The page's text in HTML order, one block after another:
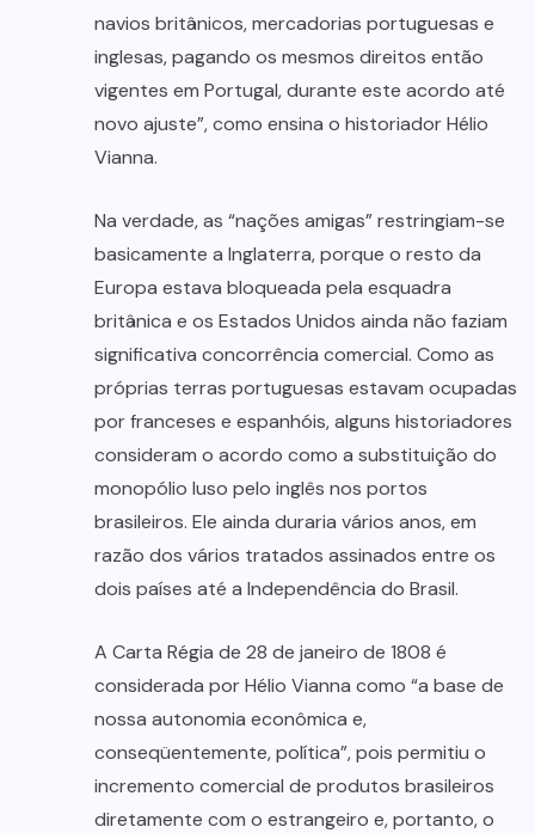
navios britânicos, mercadorias portuguesas e
inglesas, pagando os mesmos direitos então
vigentes em Portugal, durante este acordo até
novo ajuste”, como ensina o historiador Hélio
Vianna.
Na verdade, as “nações amigas” restringiam-se
basicamente a Inglaterra, porque o resto da
Europa estava bloqueada pela esquadra
britânica e os Estados Unidos ainda não faziam
significativa concorrência comercial. Como as
próprias terras portuguesas estavam ocupadas
por franceses e espanhóis, alguns historiadores
consideram o acordo como a substituição do
monopólio luso pelo inglês nos portos
brasileiros. Ele ainda duraria vários anos, em
razão dos vários tratados assinados entre os
dois países até a Independência do Brasil.
A Carta Régia de 28 de janeiro de 1808 é
considerada por Hélio Vianna como “a base de
nossa autonomia econômica e,
conseqüentemente, política”, pois permitiu o
incremento comercial de produtos brasileiros
diretamente com o estrangeiro e, portanto, o